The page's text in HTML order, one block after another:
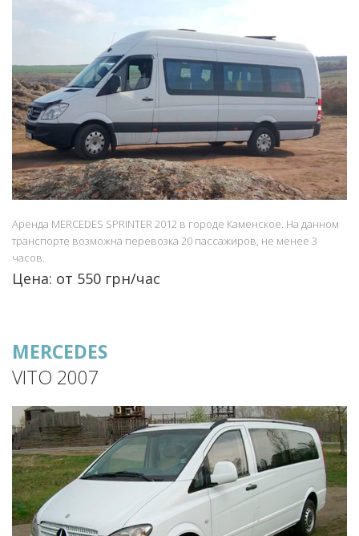
Аренда MERCEDES SPRINTER 2012 в городе Каменское. На данном
транспорте возможна перевозка 20 пассажиров, не менее 3
часов.
Цена: от 550 грн/час
MERCEDES
VITO 2007